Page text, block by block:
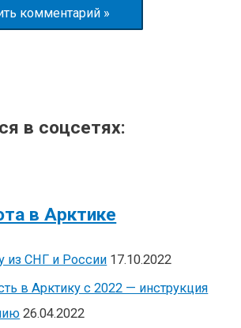
в соцсетях:
в Арктике
из СНГ и России 17.10.2022
в Арктику с 2022 — инструкция
26.04.2022